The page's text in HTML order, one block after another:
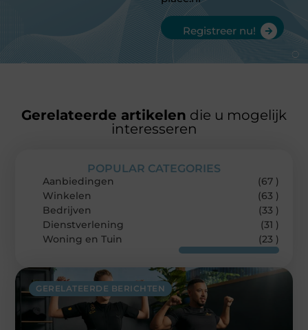
Registreer nu!
Gerelateerde artikelen die u mogelijk
interesseren
GERELATEERDE BERICHTEN
POPULAR CATEGORIES
Aanbiedingen
(67 )
Winkelen
(63 )
Bedrijven
(33 )
Dienstverlening
(31 )
Woning en Tuin
(23 )